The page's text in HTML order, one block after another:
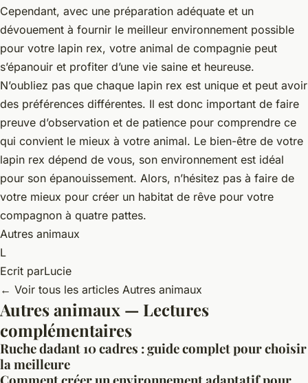
Cependant, avec une préparation adéquate et un
dévouement à fournir le meilleur environnement possible
pour votre lapin rex, votre animal de compagnie peut
s’épanouir et profiter d’une vie saine et heureuse.
N’oubliez pas que chaque lapin rex est unique et peut avoir
des préférences différentes. Il est donc important de faire
preuve d’observation et de patience pour comprendre ce
qui convient le mieux à votre animal. Le bien-être de votre
lapin rex dépend de vous, son environnement est idéal
pour son épanouissement. Alors, n’hésitez pas à faire de
votre mieux pour créer un habitat de rêve pour votre
compagnon à quatre pattes.
Autres animaux
L
Ecrit parLucie
← Voir tous les articles Autres animaux
Autres animaux — Lectures
complémentaires
Ruche dadant 10 cadres : guide complet pour choisir
la meilleure